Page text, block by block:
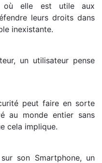
où elle est utile aux
leurs droits dans
inexistante.
un utilisateur pense
peut faire en sorte
au monde entier sans
cela implique.
son Smartphone, un